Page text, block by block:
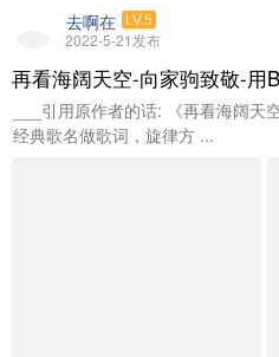
去啊在 LV.5
2022-5-21发布
再看海阔天空-向家驹致敬-用
___引用原作者的话: 《再看海阔
经典歌名做歌词，旋律方 ...